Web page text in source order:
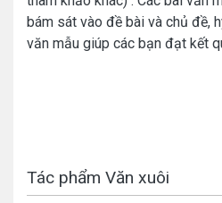
bám sát vào đề bài và chủ đề,
văn mẫu giúp các bạn đạt kết
Tác phẩm Văn xuôi